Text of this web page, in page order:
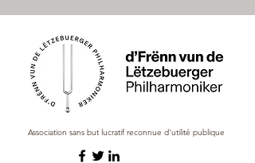
Association sans but lucratif reconnue d'utilité publique